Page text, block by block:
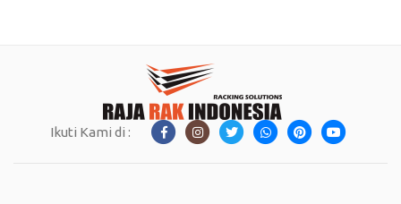
Ikuti Kami di :